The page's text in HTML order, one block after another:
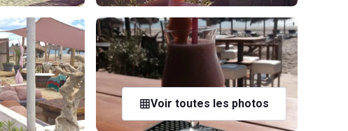
Voir toutes les photos